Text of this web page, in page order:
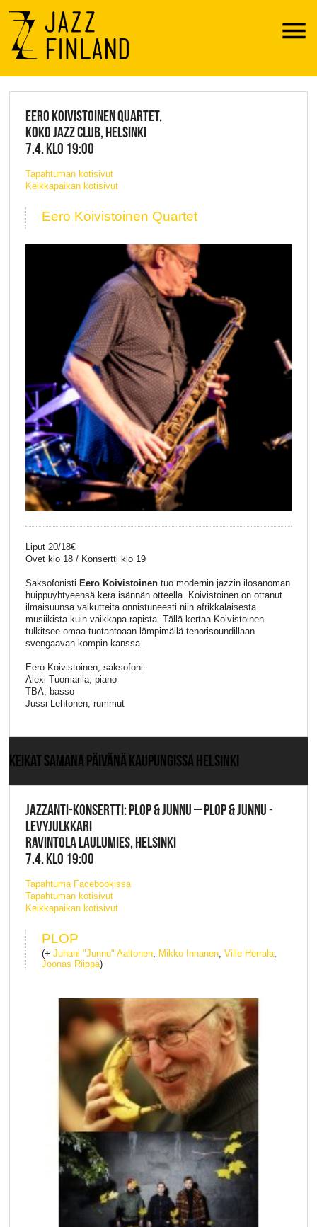
Menu
JAZZ FINLAND LIVE
EERO KOIVISTOINEN QUARTET,
KOKO JAZZ CLUB, HELSINKI
7.4. KLO 19:00
Tapahtuman kotisivut
Keikkapaikan kotisivut
Eero Koivistoinen Quartet
Liput 20/18€
Ovet klo 18 / Konsertti klo 19
Saksofonisti Eero Koivistoinentuo modernin jazzin ilosanoman
huippuyhtyeensä kera isännän otteella. Koivistoinen on ottanut
ilmaisuunsa vaikutteita onnistuneesti niin afrikkalaisesta
musiikista kuin vaikkapa rapista. Tällä kertaa Koivistoinen
tulkitsee omaa tuotantoaan lämpimällä tenorisoundillaan
svengaavan kompin kanssa.
Eero Koivistoinen, saksofoni
Alexi Tuomarila, piano
TBA, basso
Jussi Lehtonen, rummut
KEIKAT SAMANA PÄIVÄNÄ KAUPUNGISSA HELSINKI
JAZZANTI-KONSERTTI: PLOP & JUNNU – PLOP & JUNNU -
LEVYJULKKARI
RAVINTOLA LAULUMIES, HELSINKI
7.4. KLO 19:00
Tapahtuma Facebookissa
Tapahtuman kotisivut
Keikkapaikan kotisivut
PLOP
(+ Juhani "Junnu" Aaltonen, Mikko Innanen, Ville Herrala,
Joonas Riippa)